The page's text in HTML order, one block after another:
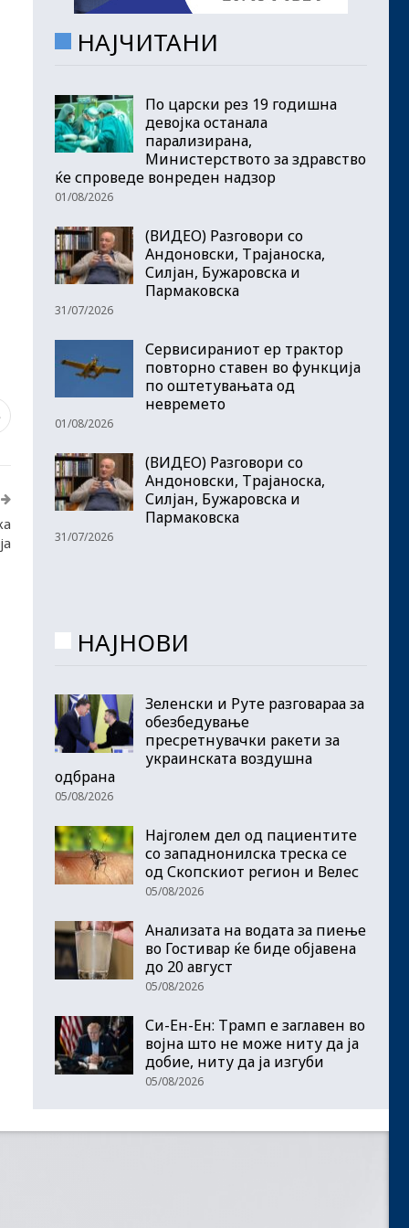
НАЈЧИТАНИ
По царски рез 19 годишна
девојка останала
парализирана,
Министерството за здравство
ќе спроведе вонреден надзор
01/08/2026
(ВИДЕО) Разговори со
Андоновски, Трајаноска,
Силјан, Бужаровска и
Пармаковска
31/07/2026
Сервисираниот ер трактор
повторно ставен во функција
по оштетувањата од
невремето
01/08/2026
(ВИДЕО) Разговори со
Андоновски, Трајаноска,
Силјан, Бужаровска и
Пармаковска
31/07/2026
НАЈНОВИ
Зеленски и Руте разговараа за
обезбедување
пресретнувачки ракети за
украинската воздушна
одбрана
05/08/2026
Најголем дел од пациентите
сo западнонилска треска се
од Скопскиот регион и Велес
05/08/2026
Анализата на водата за пиење
во Гостивар ќе биде објавена
до 20 август
05/08/2026
Си-Ен-Ен: Трамп е заглавен во
војна што не може ниту да ја
добие, ниту да ја изгуби
05/08/2026